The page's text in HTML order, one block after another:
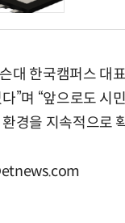
대 한국캠퍼스 대
”며 “앞으로도 시
경을 지속적으로